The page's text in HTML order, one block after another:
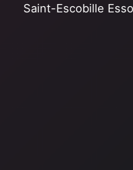
Saint-Escobille